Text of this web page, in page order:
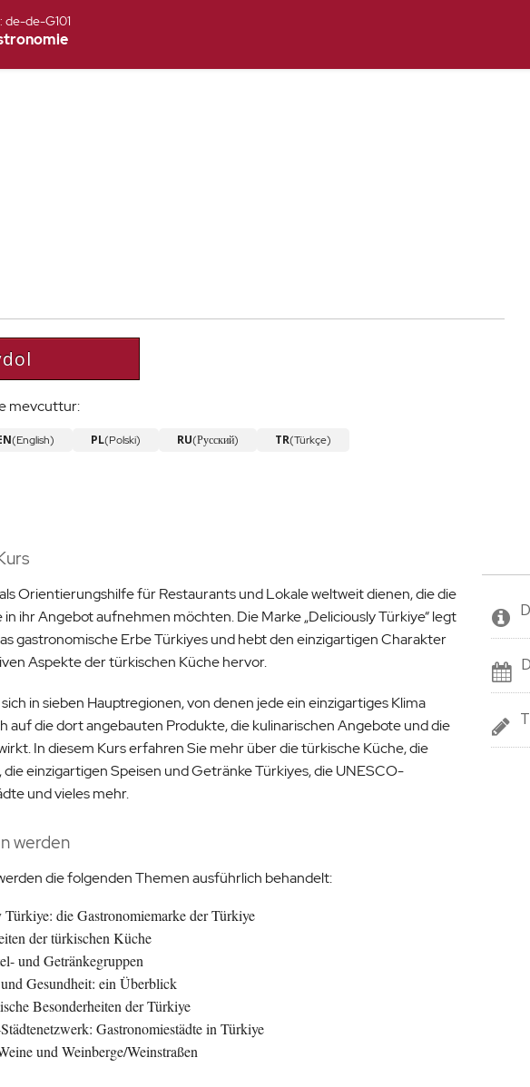
de-de-G101
mevcuttur:
(English) PL(Polski) RU(Русский) TR(Türkçe)
Orientierungshilfe für Restaurants und Lokale weltweit dienen, die die
ihr Angebot aufnehmen möchten. Die Marke „Deliciously Türkiye“ legt
gastronomische Erbe Türkiyes und hebt den einzigartigen Charakter
Aspekte der türkischen Küche hervor.
in sieben Hauptregionen, von denen jede ein einzigartiges Klima
auf die dort angebauten Produkte, die kulinarischen Angebote und die
In diesem Kurs erfahren Sie mehr über die türkische Küche, die
einzigartigen Speisen und Getränke Türkiyes, die UNESCO-
und vieles mehr.
werden
die folgenden Themen ausführlich behandelt:
die Gastronomiemarke der Türkiye
der türkischen Küche
und Getränkegruppen
Gesundheit: ein Überblick
Besonderheiten der Türkiye
Gastronomiestädte in Türkiye
und Weinberge/Weinstraßen